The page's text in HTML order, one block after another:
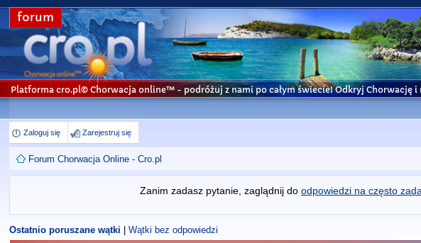
forum
Platforma cro.pl© Chorwacja online™ - podróżuj z nami po całym świecie! Odkryj Chorwację
Zaloguj się Zarejestruj się
Forum Chorwacja Online - Cro.pl
Zanim zadasz pytanie, zaglądnij do odpowiedzi na często
Ostatnio poruszane wątki |Wątki bez odpowiedzi